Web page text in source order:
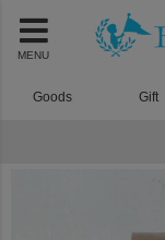
MENU
Goods Gift
ベ